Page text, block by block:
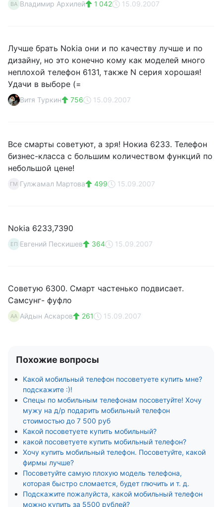
ВА Владимир Архилей 1 042 15.09.2007
Лучше брать Nokia они и по качеству лучше и по
дизайну, но это конечно кому как моделей много
неплохой телефон 6131, также N серия хорошая!
Удачи в выборе (=
Витя Туркин 756 15.09.2007
Все смарты советуют, а зря! Нокиа 6233. Телефон
бизнес-класса с большим количеством функций по
небольшой цене!
ГМ Гулжамал Мартова 499 15.09.2007
Nokia 6233,7390
ЕП Евгений Пескишев 364 15.09.2007
Советую 6300. Смарт частенько подвисает.
Самсунг- фуфло
АА Айдын Аскаров 261 15.09.2007
Похожие вопросы
Какой мобильный телефон посоветуете купить мне?
подскажите :)!
Спецы по мобильным телефонам посоветуйте! Хочу
мужу на д/р подарить мобильный телефон
стоимостью до 7 500 руб
Какой посоветуете купить мобильный?
какой посоветуете купить мобильный телефон?
Хочу купить мобильный телефон. Посоветуйте, какой
фирмы лучше?
Посоветуйте самую плохую модель телефона,
которая быстро сломается, будет глючить и т. д.
Подскажите пожалуйста, какой мобильный телефон
можно купить за 5500 рублей?